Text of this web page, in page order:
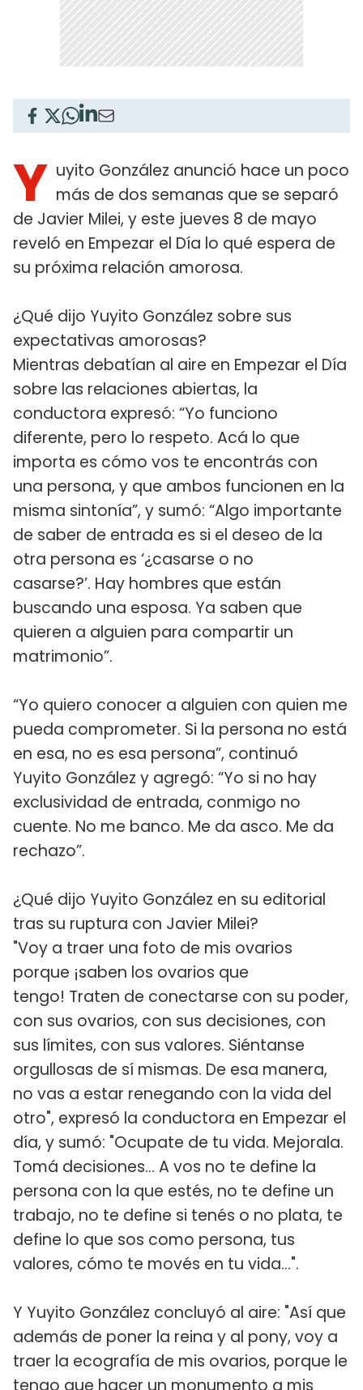
Y uyito González anunció hace un poco
más de dos semanas que se separó
de Javier Milei, y este jueves 8 de mayo
reveló en Empezar el Día lo qué espera de
su próxima relación amorosa.
¿Qué dijo Yuyito González sobre sus
expectativas amorosas?
Mientras debatían al aire en Empezar el Día
sobre las relaciones abiertas, la
conductora expresó: “Yo funciono
diferente, pero lo respeto. Acá lo que
importa es cómo vos te encontrás con
una persona, y que ambos funcionen en la
misma sintonía”, y sumó: “Algo importante
de saber de entrada es si el deseo de la
otra persona es ‘¿casarse o no
casarse?’. Hay hombres que están
buscando una esposa. Ya saben que
quieren a alguien para compartir un
matrimonio”.
“Yo quiero conocer a alguien con quien me
pueda comprometer. Si la persona no está
en esa, no es esa persona”, continuó
Yuyito González y agregó: “Yo si no hay
exclusividad de entrada, conmigo no
cuente. No me banco. Me da asco. Me da
rechazo”.
¿Qué dijo Yuyito González en su editorial
tras su ruptura con Javier Milei?
"Voy a traer una foto de mis ovarios
porque ¡saben los ovarios que
tengo! Traten de conectarse con su poder,
con sus ovarios, con sus decisiones, con
sus límites, con sus valores. Siéntanse
orgullosas de sí mismas. De esa manera,
no vas a estar renegando con la vida del
otro", expresó la conductora en Empezar el
día, y sumó: "Ocupate de tu vida. Mejorala.
Tomá decisiones... A vos no te define la
persona con la que estés, no te define un
trabajo, no te define si tenés o no plata, te
define lo que sos como persona, tus
valores, cómo te movés en tu vida...".
Y Yuyito González concluyó al aire: "Así que
además de poner la reina y al pony, voy a
traer la ecografía de mis ovarios, porque le
tengo que hacer un monumento a mis